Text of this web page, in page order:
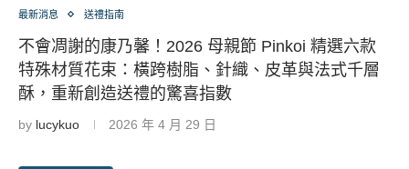
最新消息 送禮指南
不會凋謝的康乃馨！2026 母親節 Pinkoi 精選六款
特殊材質花束：橫跨樹脂、針織、皮革與法式千層
酥，重新創造送禮的驚喜指數
by lucykuo 2026 年 4 月 29 日